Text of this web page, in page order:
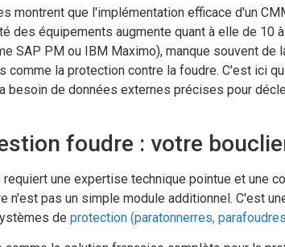
montrent que l'implémentation efficace d'un
des équipements augmente quant à elle de 10
SAP PM ou IBM Maximo), manque souvent de
comme la protection contre la foudre. C'est ici
besoin de données externes précises pour
foudre : votre
requiert une expertise technique pointue et une
n'est pas un simple module additionnel. C'est
de protection (paratonnerres, parafoudres